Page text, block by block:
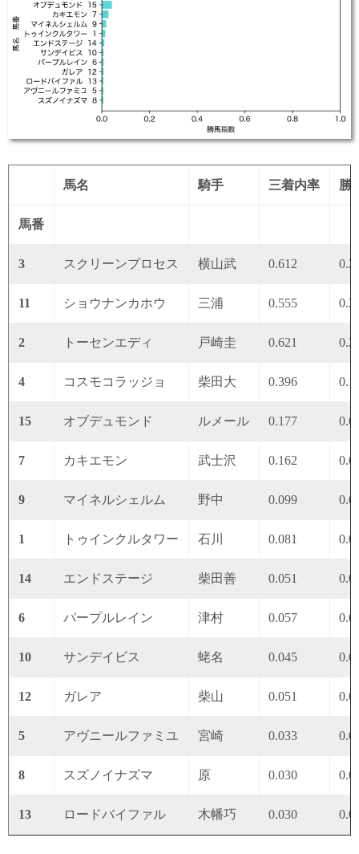
馬名 騎手 三着内率 勝
馬番
3 スクリーンプロセス 横山武 0.612
11 ショウナンカホウ 三浦 0.555
2 トーセンエディ 戸崎圭 0.621
4 コスモコラッジョ 柴田大 0.396
15 オブデュモンド ルメール 0.177
7 カキエモン 武士沢 0.162
9 マイネルシェルム 野中 0.099
1 トゥインクルタワー 石川 0.081
14 エンドステージ 柴田善 0.051
6 パープルレイン 津村 0.057
10 サンデイビス 蛯名 0.045
12 ガレア 柴山 0.051
5 アヴニールファミユ 宮崎 0.033
8 スズノイナズマ 原 0.030
13 ロードバイファル 木幡巧 0.030